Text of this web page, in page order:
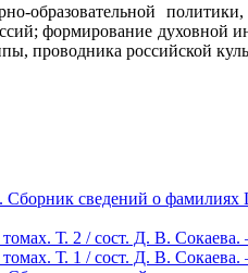
образовательной
формирование духовной
проводника российской
сведений о фамилиях
томах. Т. 2 / сост. Д. В.
томах. Т. 1 / сост. Д. В.